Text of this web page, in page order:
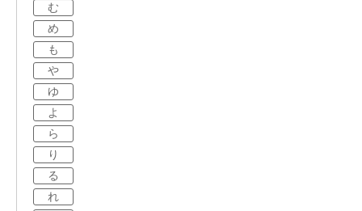
む
め
も
や
ゆ
よ
ら
り
る
れ